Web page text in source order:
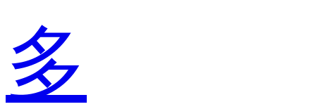
多